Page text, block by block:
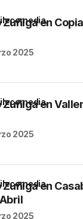
Zuñiga en
2025
Zuñiga en
2025
Zuñiga en
2025